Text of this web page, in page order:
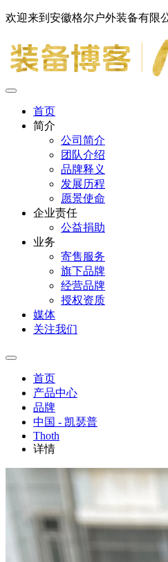
欢迎来到安徽格尔户外装备有限
首页
简介
公司简介
团队介绍
品牌释义
发展历程
愿景使命
企业责任
公益捐助
业务
寄售服务
旗下品牌
经营品牌
授权资质
媒体
关注我们
首页
产品中心
品牌
中国 - 凯瑟普
Thoth
详情